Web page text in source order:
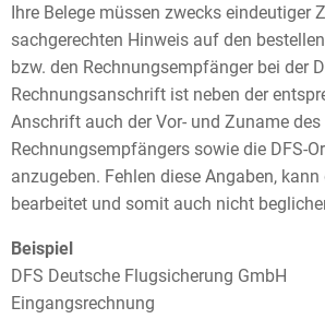
Ihre Belege müssen zwecks eindeutiger
sachgerechten Hinweis auf den
bzw. den Rechnungsempfänger bei der
Rechnungsanschrift ist neben der
Anschrift auch der Vor- und Zuname des
Rechnungsempfängers sowie die DFS-
anzugeben. Fehlen diese Angaben,
bearbeitet und somit auch nicht
Beispiel
DFS Deutsche Flugsicherung GmbH
Eingangsrechnung